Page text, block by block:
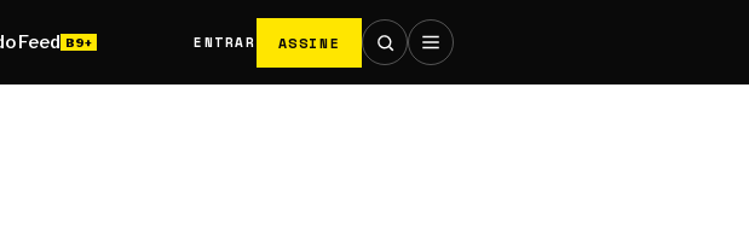
Feed ENTRAR ASSINE